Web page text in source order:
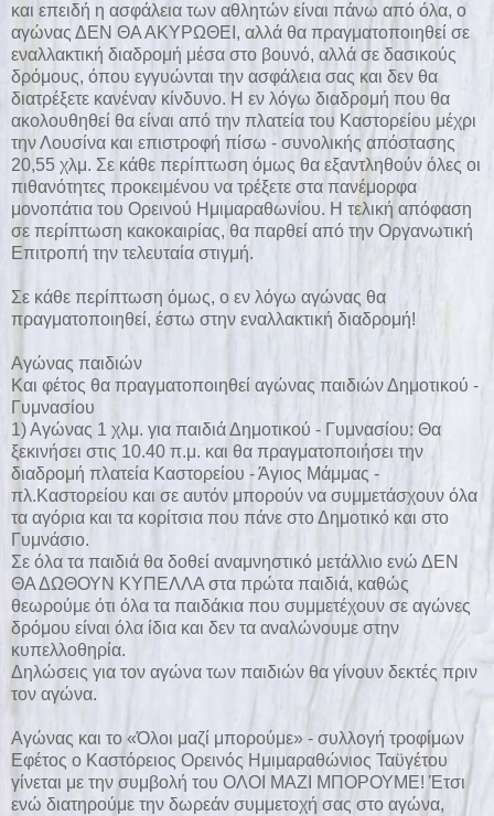
και επειδή η ασφάλεια των αθλητών είναι πάνω από όλα, ο
αγώνας ΔΕΝ ΘΑ ΑΚΥΡΩΘΕΙ, αλλά θα πραγματοποιηθεί σε
εναλλακτική διαδρομή μέσα στο βουνό, αλλά σε δασικούς
δρόμους, όπου εγγυώνται την ασφάλεια σας και δεν θα
διατρέξετε κανέναν κίνδυνο. Η εν λόγω διαδρομή που θα
ακολουθηθεί θα είναι από την πλατεία του Καστορείου μέχρι
την Λουσίνα και επιστροφή πίσω - συνολικής απόστασης
20,55 χλμ. Σε κάθε περίπτωση όμως θα εξαντληθούν όλες οι
πιθανότητες προκειμένου να τρέξετε στα πανέμορφα
μονοπάτια του Ορεινού Ημιμαραθωνίου. Η τελική απόφαση
σε περίπτωση κακοκαιρίας, θα παρθεί από την Οργανωτική
Επιτροπή την τελευταία στιγμή.
Σε κάθε περίπτωση όμως, ο εν λόγω αγώνας θα
πραγματοποιηθεί, έστω στην εναλλακτική διαδρομή!
Αγώνας παιδιών
Και φέτος θα πραγματοποιηθεί αγώνας παιδιών Δημοτικού -
Γυμνασίου
1) Αγώνας 1 χλμ. για παιδιά Δημοτικού - Γυμνασίου: Θα
ξεκινήσει στις 10.40 π.μ. και θα πραγματοποιήσει την
διαδρομή πλατεία Καστορείου - Άγιος Μάμμας -
πλ.Καστορείου και σε αυτόν μπορούν να συμμετάσχουν όλα
τα αγόρια και τα κορίτσια που πάνε στο Δημοτικό και στο
Γυμνάσιο.
Σε όλα τα παιδιά θα δοθεί αναμνηστικό μετάλλιο ενώ ΔΕΝ
ΘΑ ΔΩΘΟΥΝ ΚΥΠΕΛΛΑ στα πρώτα παιδιά, καθώς
θεωρούμε ότι όλα τα παιδάκια που συμμετέχουν σε αγώνες
δρόμου είναι όλα ίδια και δεν τα αναλώνουμε στην
κυπελλοθηρία.
Δηλώσεις για τον αγώνα των παιδιών θα γίνουν δεκτές πριν
τον αγώνα.
Αγώνας και το «Όλοι μαζί μπορούμε» - συλλογή τροφίμων
Εφέτος ο Καστόρειος Ορεινός Ημιμαραθώνιος Ταϋγέτου
γίνεται με την συμβολή του ΟΛΟΙ ΜΑΖΙ ΜΠΟΡΟΥΜΕ! Έτσι
ενώ διατηρούμε την δωρεάν συμμετοχή σας στο αγώνα,